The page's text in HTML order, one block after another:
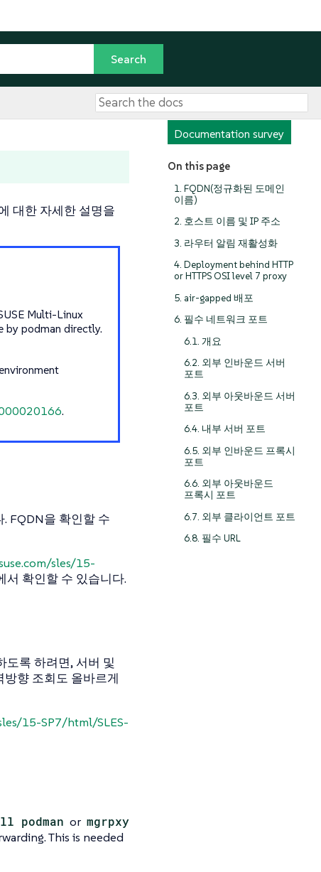
Documentation survey
On this page
1. FQDN(정규화된 도메인
이름)
2. 호스트 이름 및 IP 주소
3. 라우터 알림 재활성화
4. Deployment behind HTTP
or HTTPS OSI level 7 proxy
5. air-gapped 배포
6. 필수 네트워크 포트
6.1. 개요
6.2. 외부 인바운드 서버
포트
6.3. 외부 아웃바운드 서버
포트
6.4. 내부 서버 포트
6.5. 외부 인바운드 프록시
포트
6.6. 외부 아웃바운드
프록시 포트
6.7. 외부 클라이언트 포트
6.8. 필수 URL
대한 자세한 설명을
Multi-Linux
by podman directly.
.
FQDN을 확인할 수
sles/15-
서 확인할 수 있습니다.
도록 하려면, 서버 및
향 조회도 올바르게
15-SP7/html/SLES-
podman or mgrpxy
This is needed